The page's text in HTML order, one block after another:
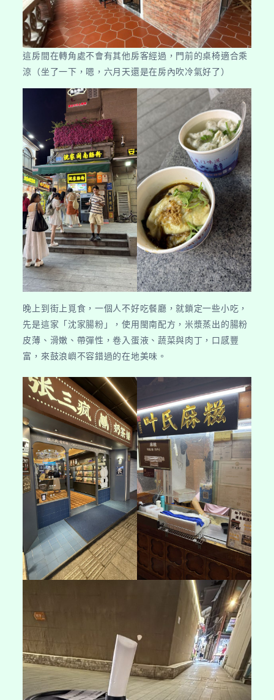
這房間在轉角處不會有其他房客經過，門前的桌椅適合乘
涼（坐了一下，嗯，六月天還是在房內吹冷氣好了）
晚上到街上覓食，一個人不好吃餐廳，就鎖定一些小吃，
先是這家「沈家腸粉」，使用閩南配方，米漿蒸出的腸粉
皮薄、滑嫩、帶彈性，卷入蛋液、蔬菜與肉丁，口感豐
富，來鼓浪嶼不容錯過的在地美味。